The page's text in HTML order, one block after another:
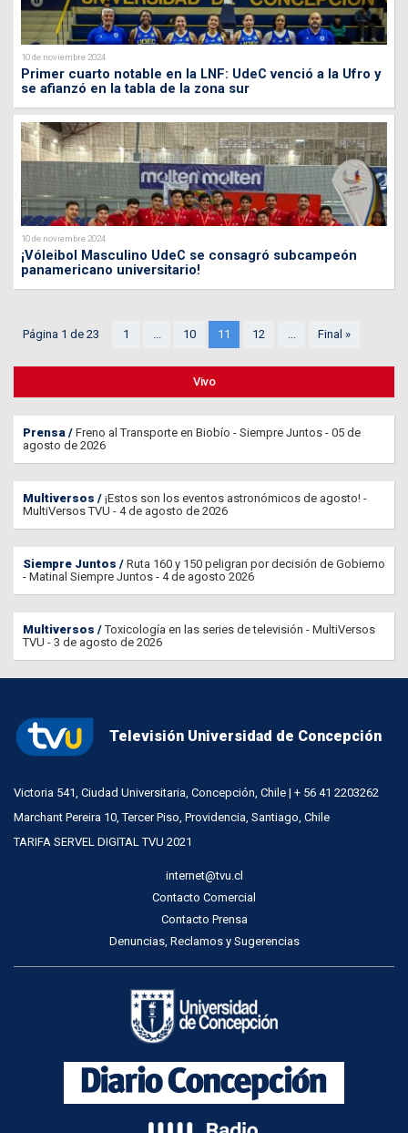
10 de noviembre 2024
Primer cuarto notable en la LNF: UdeC venció a la Ufro y
se afianzó en la tabla de la zona sur
10 de noviembre 2024
¡Vóleibol Masculino UdeC se consagró subcampeón
panamericano universitario!
Página 1 de 23 1 ... 10 11 12 ... Final »
Vivo
Prensa
Freno al Transporte en Biobío - Siempre Juntos - 05 de
agosto de 2026
Multiversos
¡Estos son los eventos astronómicos de agosto! -
MultiVersos TVU - 4 de agosto de 2026
Siempre Juntos
Ruta 160 y 150 peligran por decisión de Gobierno
- Matinal Siempre Juntos - 4 de agosto 2026
Multiversos
Toxicología en las series de televisión - MultiVersos
TVU - 3 de agosto de 2026
Televisión Universidad de Concepción
Victoria 541, Ciudad Universitaria, Concepción, Chile | + 56 41 2203262
Marchant Pereira 10, Tercer Piso, Providencia, Santiago, Chile
TARIFA SERVEL DIGITAL TVU 2021
internet@tvu.cl
Contacto Comercial
Contacto Prensa
Denuncias, Reclamos y Sugerencias